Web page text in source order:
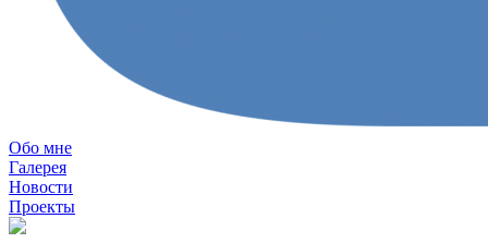
Обо мне
Галерея
Новости
Проекты